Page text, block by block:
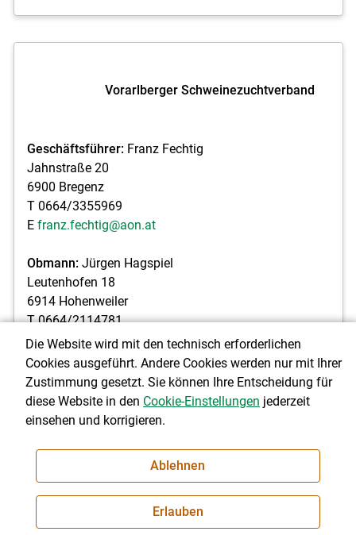
Vorarlberger Schweinezuchtverband
Geschäftsführer:Franz Fechtig
Jahnstraße 20
6900 Bregenz
T 0664/3355969
E franz.fechtig@aon.at
Obmann:Jürgen Hagspiel
Leutenhofen 18
6914 Hohenweiler
T 0664/2114781
Ejuergen.hagspiel@bsbz.at
Vorarlberger Sennenverband
Obmann:
Die Website wird mit den technisch erforderlichen
Cookies ausgeführt. Andere Cookies werden nur mit Ihrer
Zustimmung gesetzt. Sie können Ihre Entscheidung für
diese Website in den Cookie-Einstellungen jederzeit
einsehen und korrigieren.
Ablehnen
Erlauben